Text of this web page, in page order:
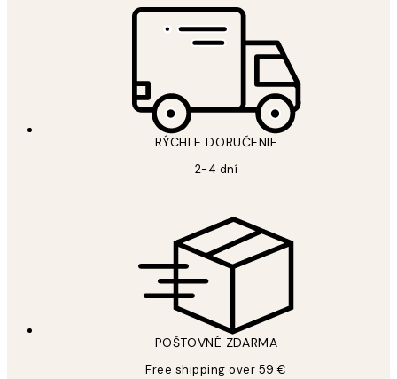
RÝCHLE DORUČENIE
2-4 dní
POŠTOVNÉ ZDARMA
Free shipping over 59 €